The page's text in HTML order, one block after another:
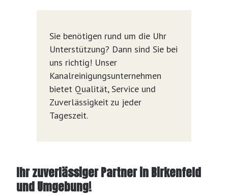
Sie benötigen rund um die Uhr
Unterstützung? Dann sind Sie bei
uns richtig! Unser
Kanalreinigungsunternehmen
bietet Qualität, Service und
Zuverlässigkeit zu jeder
Tageszeit.
Ihr zuverlässiger Partner in Birkenfeld
und Umgebung!